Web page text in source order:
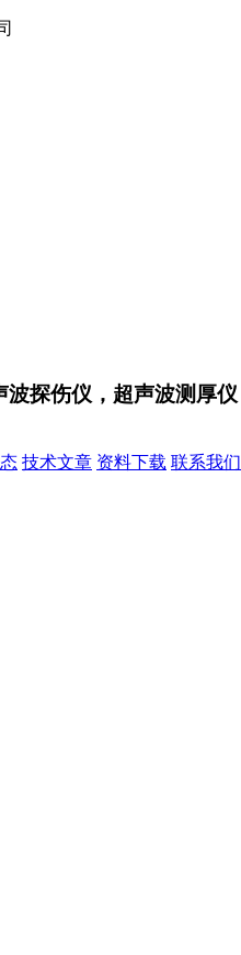
探伤仪，超声波测厚
技术文章 资料下载 联系我们